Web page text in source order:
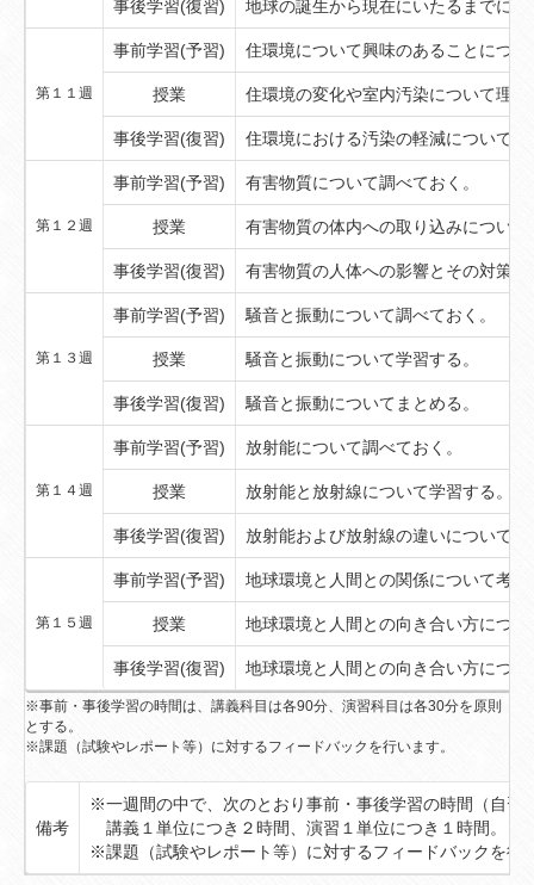
事後学習(復習) 地球の誕生から現在にいたるまでに
第１１週
事前学習(予習) 住環境について興味のあることにつ
授業 住環境の変化や室内汚染について理解
事後学習(復習) 住環境における汚染の軽減についてま
第１２週
事前学習(予習) 有害物質について調べておく。
授業 有害物質の体内への取り込みについて
事後学習(復習) 有害物質の人体への影響とその対策
第１３週
事前学習(予習) 騒音と振動について調べておく。
授業 騒音と振動について学習する。
事後学習(復習) 騒音と振動についてまとめる。
第１４週
事前学習(予習) 放射能について調べておく。
授業 放射能と放射線について学習する。
事後学習(復習) 放射能および放射線の違いについてま
第１５週
事前学習(予習) 地球環境と人間との関係について考え
授業 地球環境と人間との向き合い方につ
事後学習(復習) 地球環境と人間との向き合い方につ
※事前・事後学習の時間は、講義科目は各90分、演習科目は各30分を原則
とする。
※課題（試験やレポート等）に対するフィードバックを行います。
備考
※一週間の中で、次のとおり事前・事後学習の時間（自習
講義１単位につき２時間、演習１単位につき１時間。
※課題（試験やレポート等）に対するフィードバックを行